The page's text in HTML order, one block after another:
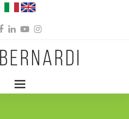
Facebook
LinkedIn
YouTubeInstagram